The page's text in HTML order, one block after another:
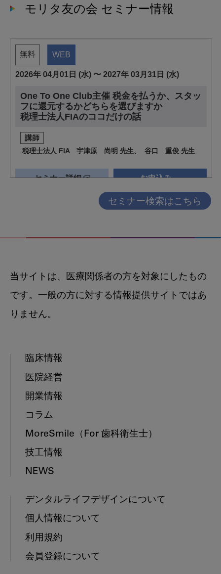
モリタ友の会 セミナー情報
セミナー検索はこちら
当サイトは、医療関係者の方を対象にしたもの
です。一般の方に対する情報提供サイトではあ
りません。
臨床情報
医院経営
開業情報
コラム
MoreSmile （For 歯科衛生士）
技工情報
NEWS
デンタルライフデザインについて
個人情報について
利用規約
会員登録について